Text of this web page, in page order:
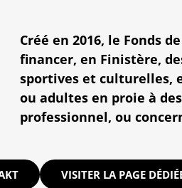
Créé en 2016, le Fonds
financer, en Finistère,
sportives et culturelles,
ou adultes en proie à
professionnel, ou
VISITER LA PAGE